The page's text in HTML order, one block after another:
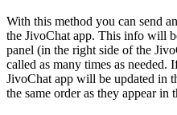
With this method you can send
the JivoChat app. This info will
panel (in the right side of the
called as many times as needed.
JivoChat app will be updated in
the same order as they appear in